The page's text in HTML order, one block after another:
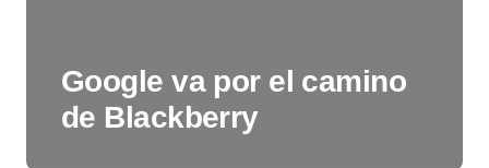
Google va por el camino
de Blackberry